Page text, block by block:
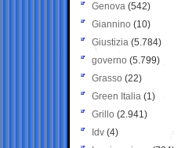
Genova (542)
Giannino (10)
Giustizia (5.784)
governo (5.799)
Grasso (22)
Green Italia (1)
Grillo (2.941)
Idv (4)